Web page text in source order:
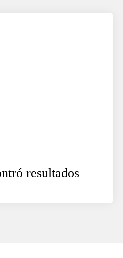
resultados